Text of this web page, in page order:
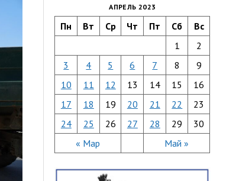
АПРЕЛЬ 2023
Пн Вт Ср Чт Пт Сб Вс
« Мар Май »
1
2
3
4 5 6 7 8
9
10
11 12 13 14 15
16
17
18 19 20 21 22
23
24
25 26 27 28 29 30